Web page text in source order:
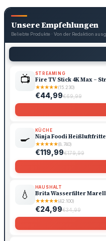
Unsere Empfehlungen
Beliebte Produkte · Von der Redaktion
📺 STREAMING
Fire TV Stick 4K Max –
★★★★★(15.230)
€44,99€69,99
🍳
KÜCHE
Ninja Foodi
★★★★★(8.740)
€119,99€179,99
💧
HAUSHALT
Brita Wasserfilter
★★★★★(42.100)
€24,99€34,99